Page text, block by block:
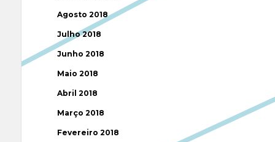
Agosto 2018
Julho 2018
Junho 2018
Maio 2018
Abril 2018
Março 2018
Fevereiro 2018